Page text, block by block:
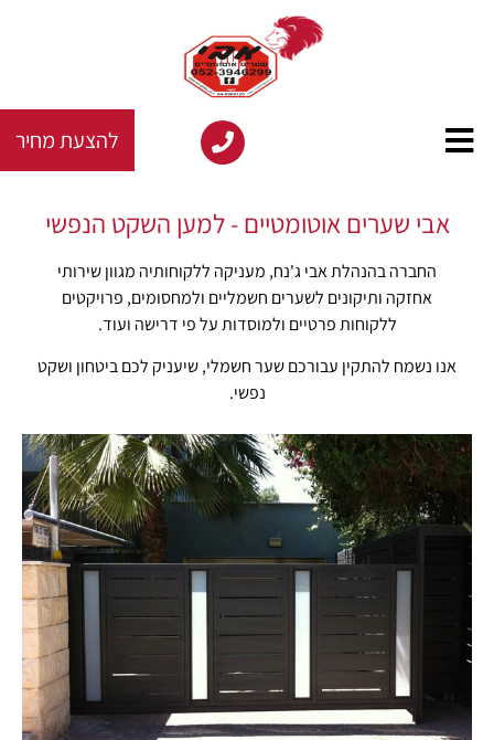
להצעת מחיר
אבי שערים אוטומטיים - למען השקט הנפשי
החברה בהנהלת אבי ג'נח, מעניקה ללקוחותיה מגוון שירותי
אחזקה ותיקונים לשערים חשמליים ולמחסומים, פרויקטים
ללקוחות פרטיים ולמוסדות על פי דרישה ועוד.
אנו נשמח להתקין עבורכם שער חשמלי, שיעניק לכם ביטחון ושקט
נפשי.